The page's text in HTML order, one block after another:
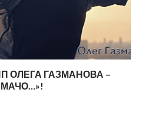
ОЛЕГА ГАЗМАНОВА –